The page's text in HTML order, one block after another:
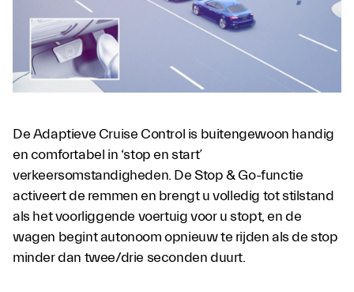
De Adaptieve Cruise Control is buitengewoon handig
en comfortabel in ‘stop en start’
verkeersomstandigheden. De Stop & Go-functie
activeert de remmen en brengt u volledig tot stilstand
als het voorliggende voertuig voor u stopt, en de
wagen begint autonoom opnieuw te rijden als de stop
minder dan twee/drie seconden duurt.